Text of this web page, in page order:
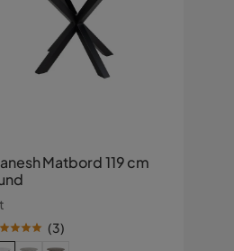
Matbord 119 cm
(3)